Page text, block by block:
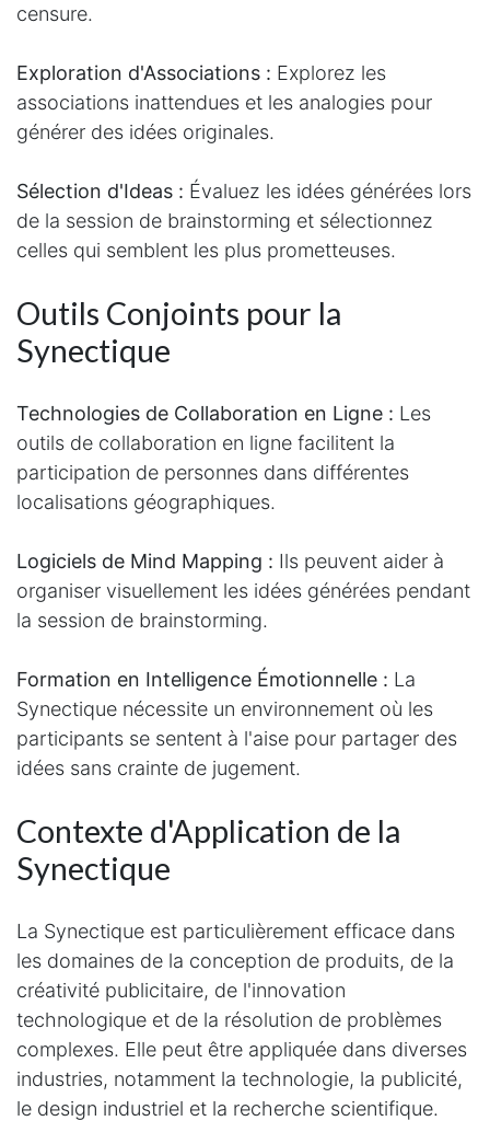
censure.
Exploration d'Associations : Explorez les
associations inattendues et les analogies pour
générer des idées originales.
Sélection d'Ideas : Évaluez les idées générées lors
de la session de brainstorming et sélectionnez
celles qui semblent les plus prometteuses.
Outils Conjoints pour la
Synectique
Technologies de Collaboration en Ligne : Les
outils de collaboration en ligne facilitent la
participation de personnes dans différentes
localisations géographiques.
Logiciels de Mind Mapping : Ils peuvent aider à
organiser visuellement les idées générées pendant
la session de brainstorming.
Formation en Intelligence Émotionnelle : La
Synectique nécessite un environnement où les
participants se sentent à l'aise pour partager des
idées sans crainte de jugement.
Contexte d'Application de la
Synectique
La Synectique est particulièrement efficace dans
les domaines de la conception de produits, de la
créativité publicitaire, de l'innovation
technologique et de la résolution de problèmes
complexes. Elle peut être appliquée dans diverses
industries, notamment la technologie, la publicité,
le design industriel et la recherche scientifique.